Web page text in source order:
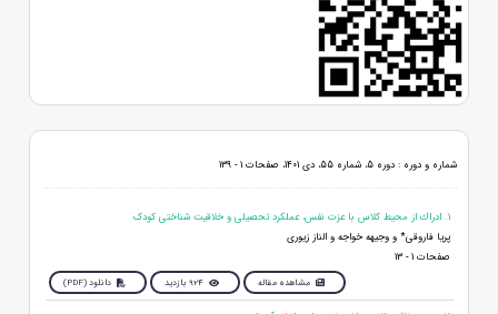
شماره و دوره : دوره 5، شماره 55، دی 1401، صفحات 1 - 139
1. ادراك از محیط کلاس با عزت نفس، عملکرد تحصیلی و خلاقیت شناختی کودک
پریا فاروقی* و وجیهه خواجه و الناز زیوری
صفحات 1 - 13
مشاهده مقاله 924 بازدید دانلود (PDF)